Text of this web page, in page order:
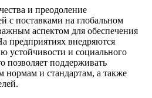
и преодоление
с поставками на глобальном
аспектом для обеспечения
предприятиях внедряются
устойчивости и социального
позволяет поддерживать
нормам и стандартам, а также